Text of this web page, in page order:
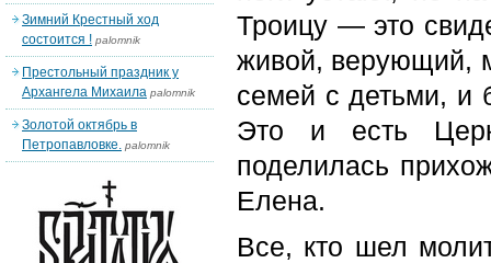
Троицу — это
живой, верующий,
семей с детьми, и
Это и есть
поделилась
Елена.
Все, кто шел
Зимний Крестный ход
состоится ! palomnik
Престольный праздник у
Архангела Михаила palomnik
Золотой октябрь в
Петропавловке. palomnik